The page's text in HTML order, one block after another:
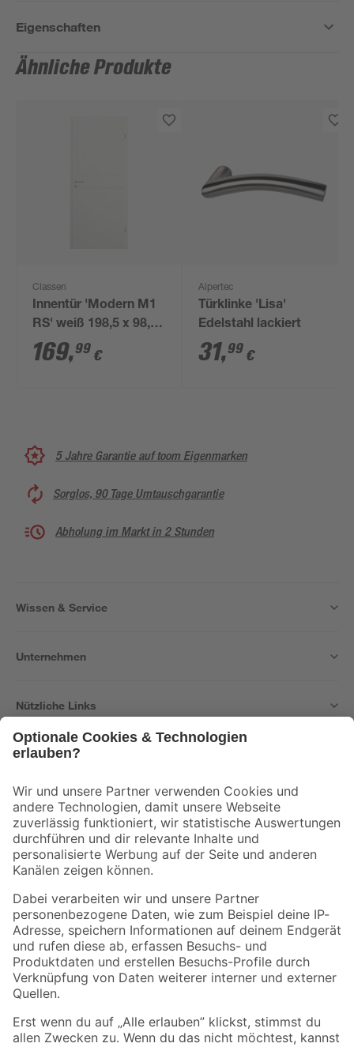
Eigenschaften
Ähnliche Produkte
Classen
Innentür 'Modern M1
RS' weiß 198,5 x 98,5
cm, Rechtsanschlag
169,99 €
Alpertec
Türklinke 'Lisa'
Edelstahl lackiert
31,99 €
5 Jahre Garantie auf toom Eigenmarken
Sorglos, 90 Tage Umtauschgarantie
Abholung im Markt in 2 Stunden
Wissen & Service
Unternehmen
Nützliche Links
Der toom Newsletter: Keine Angebote und Aktionen mehr verpassen!
Zur Newsletter Anmeldung
Folge uns
Zahlungsarten Versandarten
Sicher einkaufen